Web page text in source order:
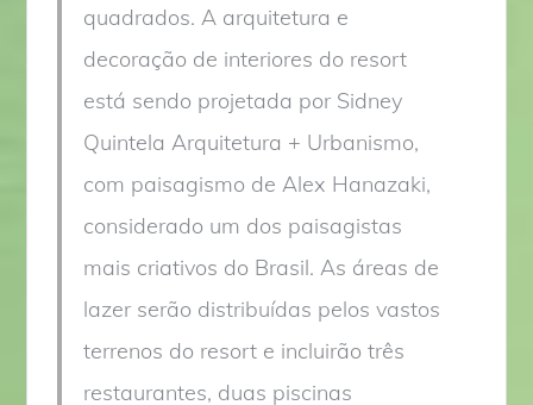
quadrados. A arquitetura e
decoração de interiores do resort
está sendo projetada por Sidney
Quintela Arquitetura + Urbanismo,
com paisagismo de Alex Hanazaki,
considerado um dos paisagistas
mais criativos do Brasil. As áreas de
lazer serão distribuídas pelos vastos
terrenos do resort e incluirão três
restaurantes, duas piscinas